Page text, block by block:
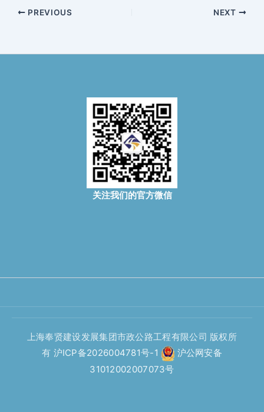
PREVIOUS NEXT
关注我们的官方微信
上海奉贤建设发展集团市政公路工程有限公司 版权所
有 沪ICP备2026004781号-1
沪公网安备
31012002007073号